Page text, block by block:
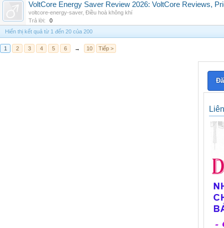
VoltCore Energy Saver Review 2026: VoltCore Reviews,
voltcore-energy-saver, Điều hoà không khí
Trả lời:
0
Hiển thị kết quả từ 1 đến 20 của 200
1 2 3 4 5 6 → 10 Tiếp >